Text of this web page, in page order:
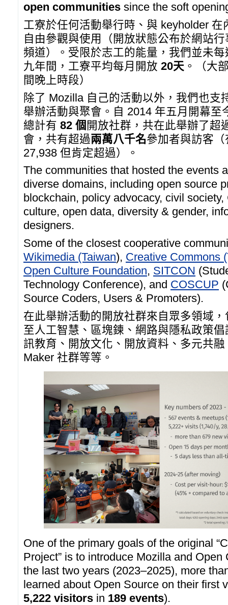
open communities since the soft
工寮於任何活動舉行時、與 keyholder
自由參觀與使用（開放狀態公布於網站
頻道）。受限於志工的能量，我們並未
九年間，工寮平均每月開放 20天 。（大
間晚上時段）
除了 Mozilla 自己的活動以外，我們也支
舉辦活動與聚會。自 2014 年五月開幕至
總計有 82 個 開放社群，共在此舉辦了超
會，共有超過兩萬八千名參加者與訪客
27,938 但肯定超過）。
The communities that hosted the events
diverse domains, including open source
blockchain, policy advocacy, civil
culture, open data, diversity & gender,
designers.
Some of the closest cooperative
Wikimedia (Taiwan), Creative Commons
Open Culture Foundation, SITCON
Technology Conference), and COSCUP
Source Coders, Users & Promoters).
在此舉辦活動的開放社群來自眾多領域
至人工智慧、區塊鍊、網路與隱私政策
訊教育、開放文化、開放資料、多元共
Maker 社群等等。
One of the primary goals of the original
Project” is to introduce Mozilla and
the last two years (2023–2025), more
learned about Open Source on their first
5,222 visitors in 189 events).